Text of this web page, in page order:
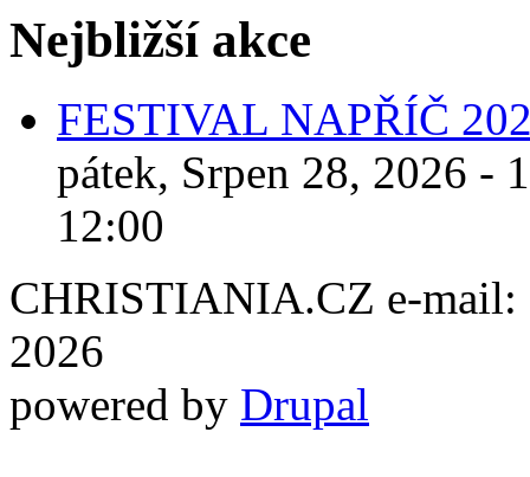
Nejbližší akce
FESTIVAL NAPŘÍČ
pátek, Srpen 28, 2026 -
12:00
CHRISTIANIA.CZ e-mail:
2026
powered by Drupal